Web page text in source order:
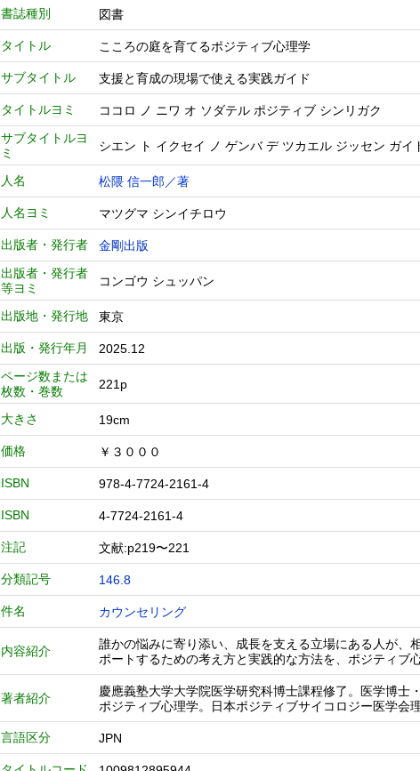
書誌種別 図書
タイトル こころの庭を育てるポジティブ心理学
サブタイトル 支援と育成の現場で使える実践ガイド
タイトルヨミ
ココロ ノ ニワ オ ソダテル ポジティブ シンリガク
サブタイトルヨ
ミ
シエン ト イクセイ ノ ゲンバ デ ツカエル ジッセン ガイ
人名 松隈 信一郎／著
人名ヨミ マツグマ シンイチロウ
出版者・発行者
金剛出版
出版者・発行者
等ヨミ
コンゴウ シュッパン
出版地・発行地 東京
出版・発行年月
2025.12
ページ数または
枚数・巻数
221p
大きさ 19cm
価格 ￥３０００
ISBN 978-4-7724-2161-4
ISBN 4-7724-2161-4
注記 文献:p219〜221
分類記号 146.8
件名 カウンセリング
内容紹介
誰かの悩みに寄り添い、成長を支える立場にある人が、
ポートするための考え方と実践的な方法を、ポジティブ
著者紹介
慶應義塾大学大学院医学研究科博士課程修了。医学博
ポジティブ心理学。日本ポジティブサイコロジー医学会
言語区分 JPN